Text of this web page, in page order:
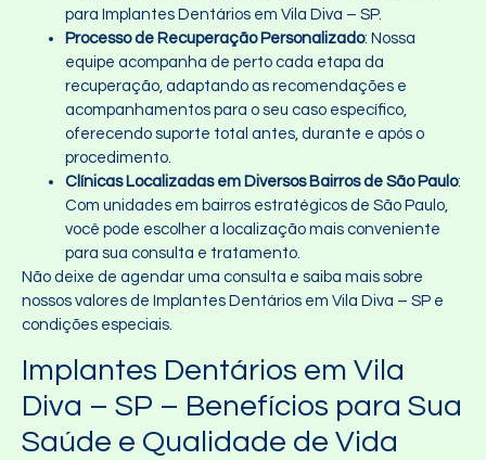
para Implantes Dentários em Vila Diva – SP.
Processo de Recuperação Personalizado: Nossa
equipe acompanha de perto cada etapa da
recuperação, adaptando as recomendações e
acompanhamentos para o seu caso específico,
oferecendo suporte total antes, durante e após o
procedimento.
Clínicas Localizadas em Diversos Bairros de São Paulo:
Com unidades em bairros estratégicos de São Paulo,
você pode escolher a localização mais conveniente
para sua consulta e tratamento.
Não deixe de agendar uma consulta e saiba mais sobre
nossos valores de Implantes Dentários em Vila Diva – SP e
condições especiais.
Implantes Dentários em Vila
Diva – SP – Benefícios para Sua
Saúde e Qualidade de Vida